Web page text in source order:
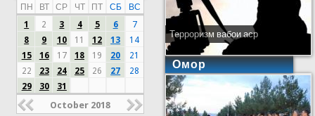
ПН ВТ СР ЧТ ПТ СБ
ВС
1
2 3 4 5 6
7
8
9 10 11 12 13
14
15
16 17 18 19 20
21
22
23 24 25 26 27
28
29
30 31
October 2018
Терроризм вабои аср
Омор